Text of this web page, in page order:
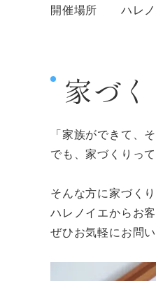
開催場所 ハレノ
家づ
「家族ができて、
でも、家づくりっ
そんな方に家づく
ハレノイエからお
ぜひお気軽にお問